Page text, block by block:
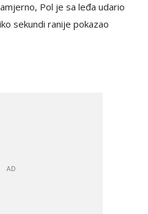
Pol je sa leđa udario
sekundi ranije pokazao